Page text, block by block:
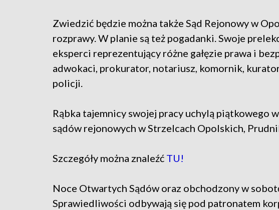
Zwiedzić będzie można także Sąd Rejonowy w
rozprawy. W planie są też pogadanki. Swoje
eksperci reprezentujący różne gałęzie prawa i
adwokaci, prokurator, notariusz, komornik,
policji.
Rąbka tajemnicy swojej pracy uchylą piątkowego
sądów rejonowych w Strzelcach Opolskich,
Szczegóły można znaleźć TU!
Noce Otwartych Sądów oraz obchodzony w
Sprawiedliwości odbywają się pod patronatem